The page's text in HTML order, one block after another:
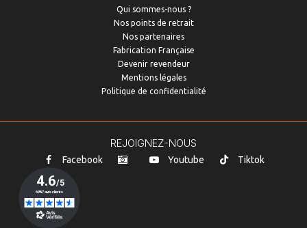
Qui sommes-nous ?
Nos points de retrait
Nos partenaires
Fabrication Française
Devenir revendeur
Mentions légales
Politique de confidentialité
REJOIGNEZ-NOUS
Facebook Youtube Tiktok